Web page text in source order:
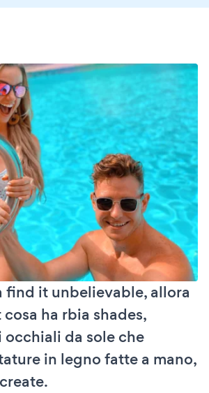
find it unbelievable, allora
ha rbia shades,
da sole che
in legno fatte a mano,